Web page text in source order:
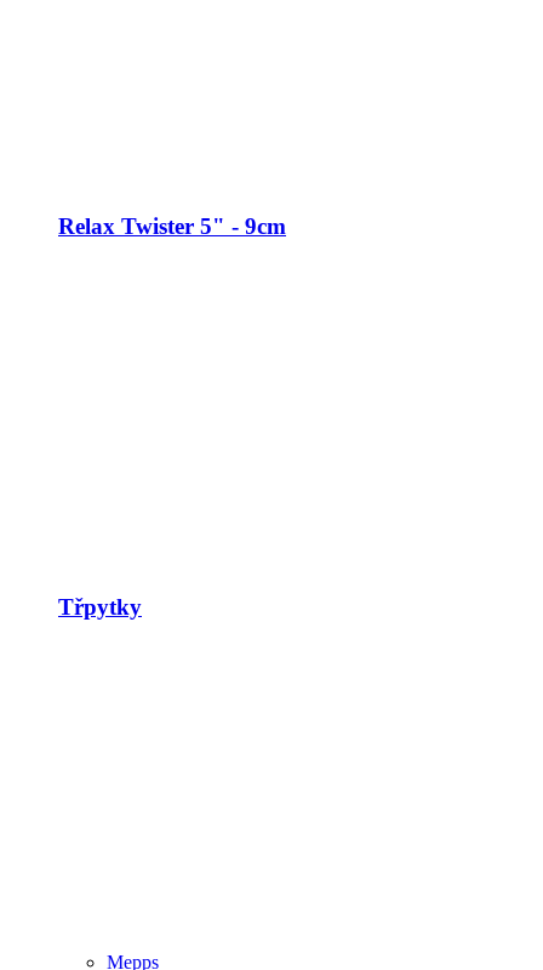
Relax Twister 5" - 9cm
Třpytky
Mepps